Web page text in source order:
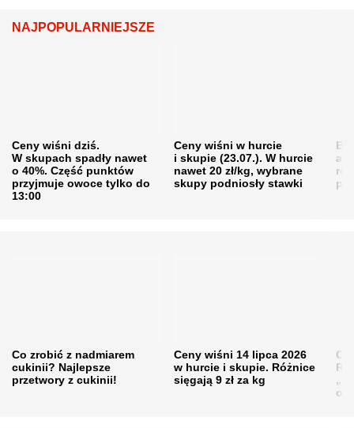
NAJPOPULARNIEJSZE
Ceny wiśni dziś.
W skupach spadły nawet
o 40%. Część punktów
przyjmuje owoce tylko do
13:00
Ceny wiśni w hurcie
i skupie (23.07.). W hurcie
nawet 20 zł/kg, wybrane
skupy podniosły stawki
Co zrobić z nadmiarem
cukinii? Najlepsze
przetwory z cukinii!
Ceny wiśni 14 lipca 2026
w hurcie i skupie. Różnice
sięgają 9 zł za kg